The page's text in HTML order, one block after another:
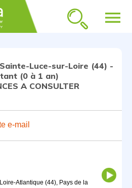
menu
Luce-sur-Loire (44) -
(0 à 1 an)
A CONSULTER
e-mail
Atlantique (44), Pays de la